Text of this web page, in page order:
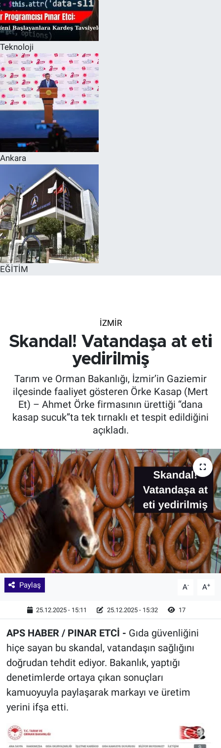
Teknoloji
Ankara
EĞİTİM
İZMIR
Skandal! Vatandaşa at eti
yedirilmiş
Tarım ve Orman Bakanlığı, İzmir’in Gaziemir
ilçesinde faaliyet gösteren Örke Kasap (Mert
Et) – Ahmet Örke firmasının ürettiği “dana
kasap sucuk”ta tek tırnaklı et tespit edildiğini
açıkladı.
Paylaş A- A+
25.12.2025 - 15:11 25.12.2025 - 15:32 17
APS HABER / PINAR ETCİ - Gıda güvenliğini
hiçe sayan bu skandal, vatandaşın sağlığını
doğrudan tehdit ediyor. Bakanlık, yaptığı
denetimlerde ortaya çıkan sonuçları
kamuoyuyla paylaşarak markayı ve üretim
yerini ifşa etti.